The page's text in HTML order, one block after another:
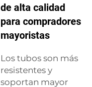
de alta calidad
para compradores
mayoristas
Los tubos son más
resistentes y
soportan mayor